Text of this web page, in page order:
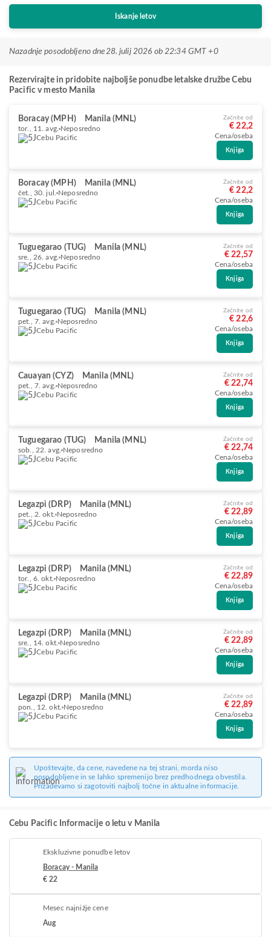
Iskanje letov
Nazadnje posodobljeno dne28. julij 2026 ob 22:34 GMT +0
Rezervirajte in pridobite najboljše ponudbe letalske družbe Cebu
Pacific v mesto Manila
Boracay (MPH) Manila (MNL)
tor., 11. avg. Neposredno
Cebu Pacific
Začnite od
€ 22,2
Cena/oseba
Knjiga
Boracay (MPH) Manila (MNL)
čet., 30. jul.
Neposredno
Cebu Pacific
Začnite od
€ 22,2
Cena/oseba
Knjiga
Tuguegarao (TUG) Manila (MNL)
sre., 26. avg. Neposredno
Cebu Pacific
Začnite od
€ 22,57
Cena/oseba
Knjiga
Tuguegarao (TUG) Manila (MNL)
pet., 7. avg. Neposredno
Cebu Pacific
Začnite od
€ 22,6
Cena/oseba
Knjiga
Cauayan (CYZ) Manila (MNL)
pet., 7. avg. Neposredno
Cebu Pacific
Začnite od
€ 22,74
Cena/oseba
Knjiga
Tuguegarao (TUG) Manila (MNL)
sob., 22. avg. Neposredno
Cebu Pacific
Začnite od
€ 22,74
Cena/oseba
Knjiga
Legazpi (DRP) Manila (MNL)
pet., 2. okt. Neposredno
Cebu Pacific
Začnite od
€ 22,89
Cena/oseba
Knjiga
Legazpi (DRP) Manila (MNL)
tor., 6. okt. Neposredno
Cebu Pacific
Začnite od
€ 22,89
Cena/oseba
Knjiga
Legazpi (DRP) Manila (MNL)
sre., 14. okt. Neposredno
Cebu Pacific
Začnite od
€ 22,89
Cena/oseba
Knjiga
Legazpi (DRP) Manila (MNL)
pon., 12. okt. Neposredno
Cebu Pacific
Začnite od
€ 22,89
Cena/oseba
Knjiga
Upoštevajte, da cene, navedene na tej strani, morda niso
posodobljene in se lahko spremenijo brez predhodnega obvestila.
Prizadevamo si zagotoviti najbolj točne in aktualne informacije.
Cebu Pacific Informacije o letu v Manila
Ekskluzivne ponudbe letov
Boracay - Manila
€ 22
Mesec najnižje cene
Aug